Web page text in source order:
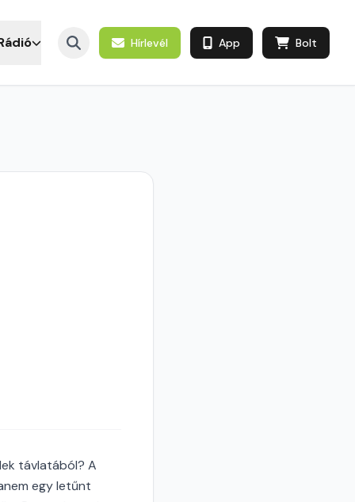
Hírlevél App Bolt
távlatából? A
egy letűnt